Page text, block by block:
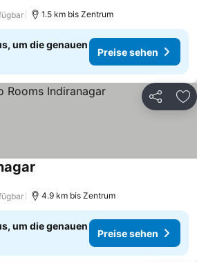
1.5 km bis Zentrum
um die genauen
Preise sehen
Teilen
4.9 km bis Zentrum
um die genauen
Preise sehen